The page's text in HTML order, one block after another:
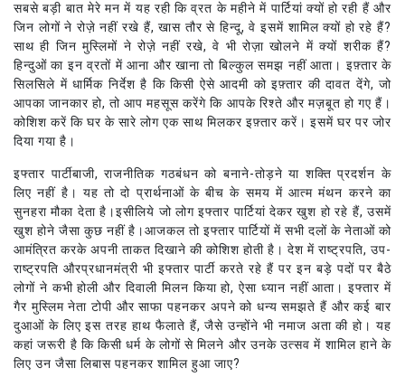
सबसे बड़ी बात मेरे मन में यह रही कि व्रत के महीने में पार्टियां क्यों हो रही हैं और
जिन लोगों ने रोज़े नहीं रखे हैं, खास तौर से हिन्दू, वे इसमें शामिल क्यों हो रहे हैं?
साथ ही जिन मुस्लिमों ने रोज़े नहीं रखे, वे भी रोज़ा खोलने में क्यों शरीक हैं?
हिन्दुओं का इन व्रतों में आना और खाना तो बिल्कुल समझ नहीं आता। इफ़्तार के
सिलसिले में धार्मिक निर्देश है कि किसी ऐसे आदमी को इफ़्तार की दावत देंगे, जो
आपका जानकार हो, तो आप महसूस करेंगे कि आपके रिश्ते और मज़बूत हो गए हैं।
कोशिश करें कि घर के सारे लोग एक साथ मिलकर इफ़्तार करें। इसमें घर पर जोर
दिया गया है।
इफ्तार पार्टीबाजी, राजनीतिक गठबंधन को बनाने-तोड़ने या शक्ति प्रदर्शन के
लिए नहीं है। यह तो दो प्रार्थनाओं के बीच के समय में आत्म मंथन करने का
सुनहरा मौका देता है।इसीलिये जो लोग इफ्तार पार्टियां देकर खुश हो रहे हैं, उसमें
खुश होने जैसा कुछ नहीं है।आजकल तो इफ्तार पार्टियों में सभी दलों के नेताओं को
आमंत्रित करके अपनी ताकत दिखाने की कोशिश होती है। देश में राष्ट्रपति, उप-
राष्ट्रपति औरप्रधानमंत्री भी इफ्तार पार्टी करते रहे हैं पर इन बड़े पदों पर बैठे
लोगों ने कभी होली और दिवाली मिलन किया हो, ऐसा ध्यान नहीं आता। इफ्तार में
गैर मुस्लिम नेता टोपी और साफा पहनकर अपने को धन्य समझते हैं और कई बार
दुआओं के लिए इस तरह हाथ फैलाते हैं, जैसे उन्होंने भी नमाज अता की हो। यह
कहां जरूरी है कि किसी धर्म के लोगों से मिलने और उनके उत्सव में शामिल हाने के
लिए उन जैसा लिबास पहनकर शामिल हुआ जाए?